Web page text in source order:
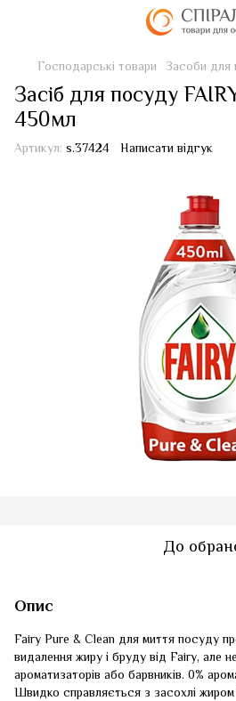
Господарські товари Засоби для
Засіб для посуду
450мл
Артикул: s.37424 Написати відгук
До
Опис
Fairy Pure & Clean для миття посуду
видалення жиру і бруду від Fairy, але
ароматизаторів або барвників. 0%
Швидко справляється з засохлі